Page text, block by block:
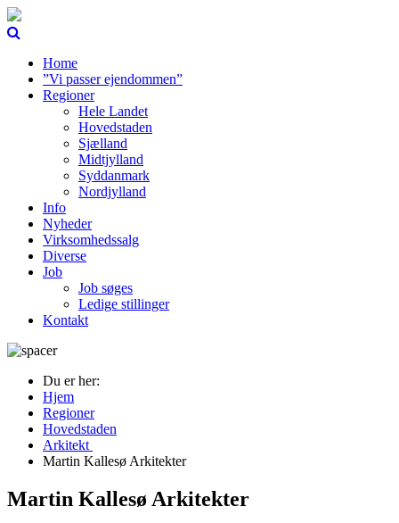
Home
”Vi passer ejendommen”
Regioner
Hele Landet
Hovedstaden
Sjælland
Midtjylland
Syddanmark
Nordjylland
Info
Nyheder
Virksomhedssalg
Diverse
Job
Job søges
Ledige stillinger
Kontakt
Du er her:
Hjem
Regioner
Hovedstaden
Arkitekt
Martin Kallesø Arkitekter
Martin Kallesø Arkitekter